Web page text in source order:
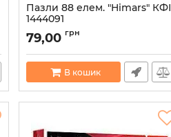
Пазли 88 елем. "Himars" КФІ
1444091
Артикул: 482012118458
79,00 грн
В кошик